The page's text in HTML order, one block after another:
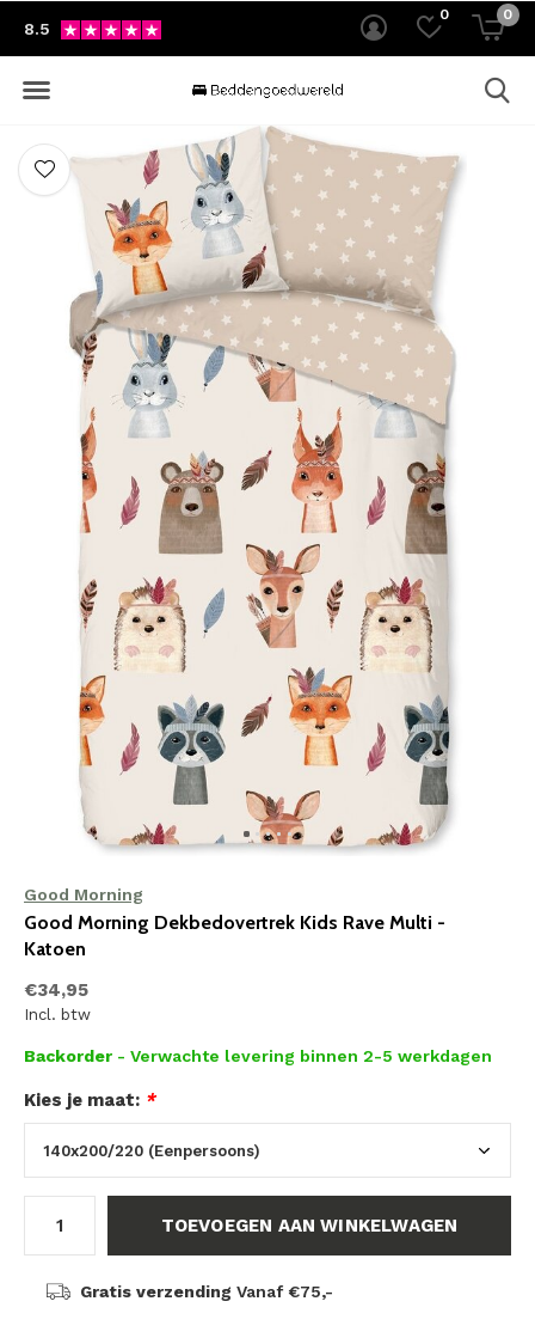
0 0
8.5
Good Morning
Good Morning Dekbedovertrek Kids Rave Multi -
Katoen
€34,95
Incl. btw
Backorder - Verwachte levering binnen 2-5 werkdagen
Kies je maat: *
TOEVOEGEN AAN WINKELWAGEN
Gratis verzending Vanaf €75,-